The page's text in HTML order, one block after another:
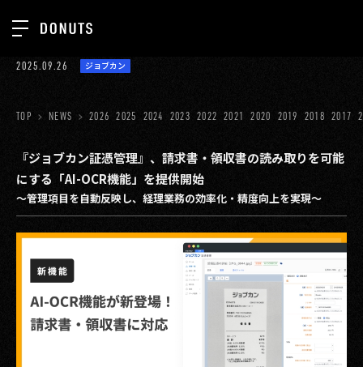
ジョブカン
ゲーム
ミクチャ
医療(CLIUS)
出版メディア
美少女図鑑
イベント
TOP
ABOUT
SERVICES
GROUP
RECRUIT
CONTACT
2025.09.26 ジョブカン
TOP NEWS 2026 2025 2024 2023 2022 2021 2020 2019 2018 2017
『ジョブカン証憑管理』、請求書・領収書の読み取りを可能
にする「AI-OCR機能」を提供開始
～管理項目を自動反映し、経理業務の効率化・精度向上を実現～